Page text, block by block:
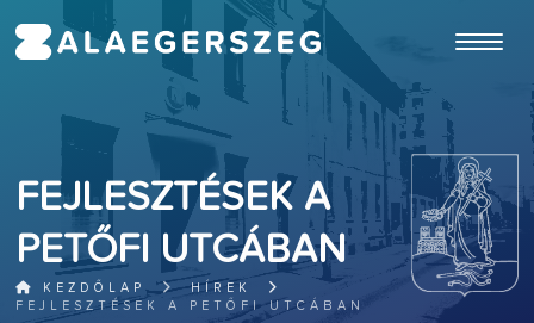
FEJLESZTÉSEK A
PETŐFI UTCÁBAN
KEZDŐLAP
HÍREK
FEJLESZTÉSEK A PETŐFI UTCÁBAN